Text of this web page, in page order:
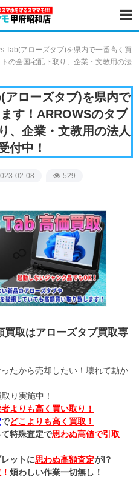
Tab(アローズタブ)を県内で一番高く買
の全国宅配下取り、企業・文教用の法
ローズタブ)を県内で
す！ARROWSのタブ
、企業・文教用の法人
付中！
02-08 529
取はアローズタブ買取専
たから売却したい！壊れて動か
り実施中！
よりも高く買い取り！
でどこよりも高く買取！
特殊査定で思わぬ高値で引取
ットに思わぬ高額査定が!?
煩わしい作業一切無し！